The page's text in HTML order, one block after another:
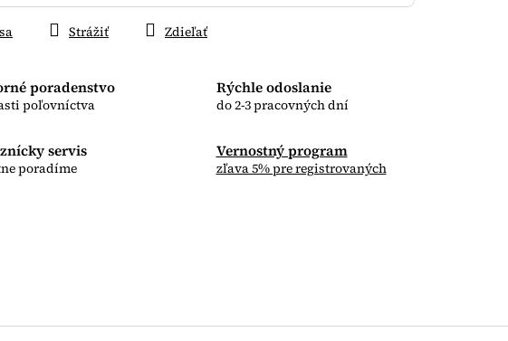
poradenstvo
poľovníctva
Rýchle odoslanie
do 2-3 pracovných dní
servis
poradíme
Vernostný program
zľava 5% pre registrovaných
Strážiť Zdieľať